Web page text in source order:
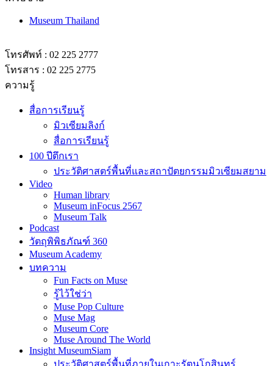
Museum Thailand
โทรศัพท์ : 02 225 2777
โทรสาร : 02 225 2775
ความรู้
สื่อการเรียนรู้
มิวเซียมลิงก์
สื่อการเรียนรู้
100 ปีตึกเรา
ประวัติศาสตร์พื้นที่และสถาปัตยกรรมมิวเซียมสยาม
Video
Human library
Museum inFocus 2567
Museum Talk
Podcast
วัตถุพิพิธภัณฑ์ 360
Museum Academy
บทความ
Fun Facts on Muse
รู้ไว้ใช่ว่า
Muse Pop Culture
Muse Mag
Museum Core
Muse Around The World
Insight MuseumSiam